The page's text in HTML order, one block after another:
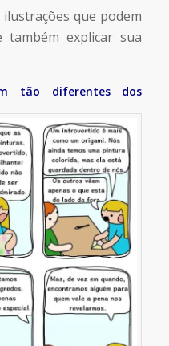
que podem
explicar sua
tão diferentes dos